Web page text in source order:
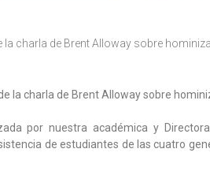
charla de Brent Alloway sobre
la charla de Brent Alloway sobre
por nuestra académica y
de estudiantes de las cuatro